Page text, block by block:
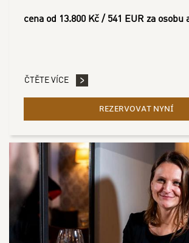
cena od 13.800 Kč / 541 EUR za osobu
ČTĚTE VÍCE
REZERVOVAT NYNÍ